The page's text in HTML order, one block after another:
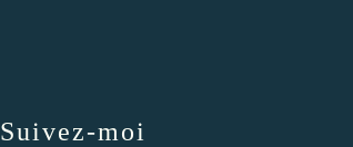
Suivez-moi